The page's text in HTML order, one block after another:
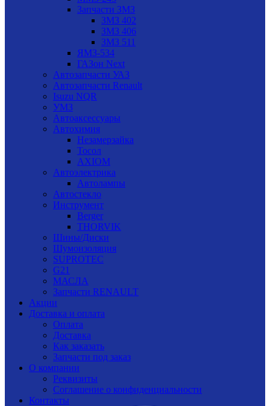
Запчасти ЗМЗ
ЗМЗ 402
ЗМЗ 406
ЗМЗ 511
ЯМЗ-534
ГАЗон Next
Автозапчасти УАЗ
Автозапчасти Renault
Isuzu NQR
УМЗ
Автоаксессуары
Автохимия
Незамерзайка
Тосол
AXIOM
Автоэлектрика
Автолампы
Автостекло
Инструмент
Berger
THORVIK
Шины/Диски
Шумоизоляция
SUPROTEC
G21
МАСЛА
Запчасти RENAULT
Акции
Доставка и оплата
Оплата
Доставка
Как заказать
Запчасти под заказ
О компании
Реквизиты
Соглашение о конфиденциальности
Контакты